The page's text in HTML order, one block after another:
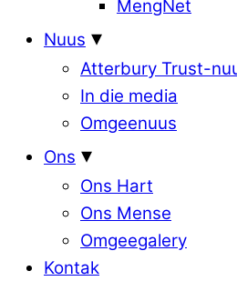
MengNet
Nuus
Atterbury Trust-
In die media
Omgeenuus
Ons
Ons Hart
Ons Mense
Omgeegalery
Kontak